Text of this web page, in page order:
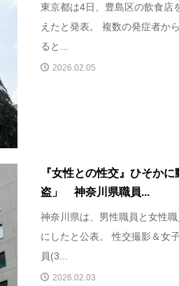
東京都は4日、豊島区の飲食店
えたと発表。 複数の発症者か
ると...
2026.02.05
『女性との性交』ひそか
盗」 神奈川県職員...
神奈川県は、男性職員と女性
にしたと公表。 性交撮影＆女
員(3...
2026.02.03